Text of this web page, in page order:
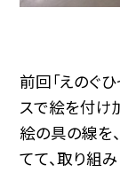
前回「えのぐ
スで絵を付け
絵の具の線を
てて、取り組み